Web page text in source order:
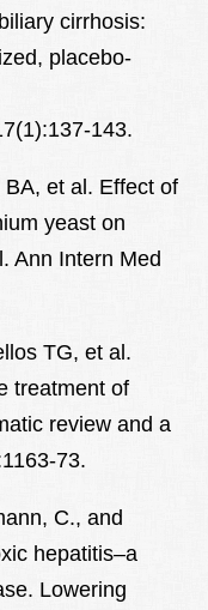
cirrhosis:
placebo-
143.
et al. Effect of
yeast on
Ann Intern Med
TG, et al.
treatment of
review and a
73.
C., and
hepatitis–a
Lowering